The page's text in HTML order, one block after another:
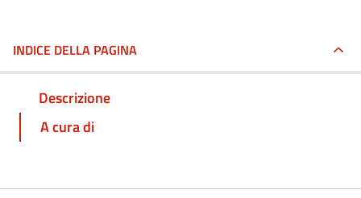
INDICE DELLA PAGINA
Descrizione
A cura di